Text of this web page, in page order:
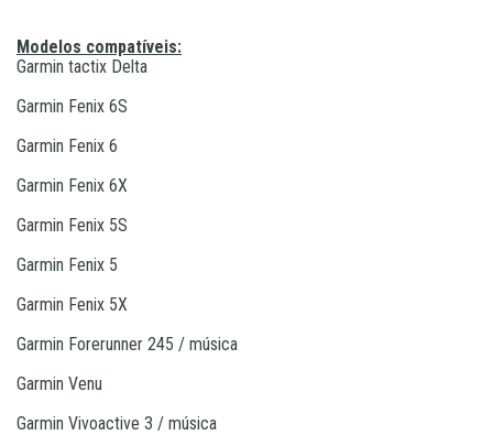
Modelos compatíveis:
Garmin tactix Delta
Garmin Fenix ​​​​6S
Garmin Fenix ​​​​6
Garmin Fenix ​​​​6X
Garmin Fenix ​​​​5S
Garmin Fenix ​​​​5
Garmin Fenix ​​​​5X
Garmin Forerunner 245 / música
Garmin Venu
Garmin Vivoactive 3 / música